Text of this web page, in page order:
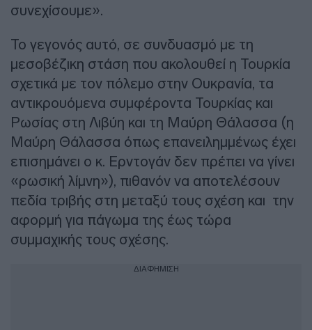
συνεχίσουμε».
Το γεγονός αυτό, σε συνδυασμό με τη
μεσοβέζικη στάση που ακολουθεί η Τουρκία
σχετικά με τον πόλεμο στην Ουκρανία, τα
αντικρουόμενα συμφέροντα Τουρκίας και
Ρωσίας στη Λιβύη και τη Μαύρη Θάλασσα (η
Μαύρη Θάλασσα όπως επανειλημμένως έχει
επισημάνει ο κ. Ερντογάν δεν πρέπει να γίνει
«ρωσική λίμνη»), πιθανόν να αποτελέσουν
πεδία τριβής στη μεταξύ τους σχέση και την
αφορμή για πάγωμα της έως τώρα
συμμαχικής τους σχέσης.
ΔΙΑΦΗΜΙΣΗ